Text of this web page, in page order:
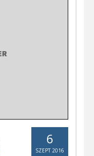
6
SZEPT 2016